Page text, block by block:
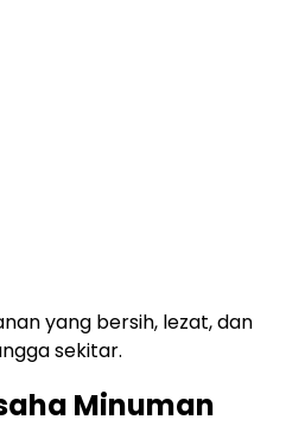
yang bersih, lezat, dan
sekitar.
Minuman